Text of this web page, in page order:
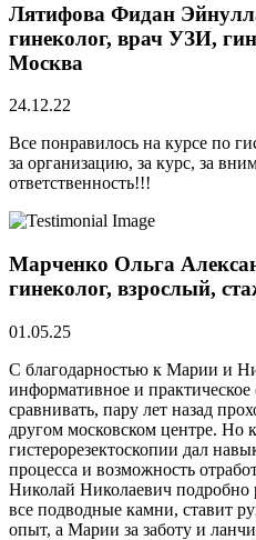
Лятифова Фидан
гинеколог, врач УЗИ,
Москва
24.12.22
Все понравилось на курсе по
за организацию, за курс, за
ответственность!!!
Марченко Ольга
гинеколог, взрослый,
01.05.25
С благодарностью к Марии и
информативное и практическое
сравнивать, пару лет назад
другом московском центре. Но
гистерорезектоскопии дал
процесса и возможность
Николай Николаевич подробно
все подводные камни, ставит
опыт, а Марии за заботу и